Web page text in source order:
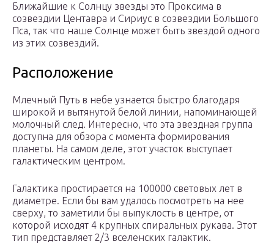
Ближайшие к Солнцу звезды это Проксима в
созвездии Центавра и Сириус в созвездии Большого
Пса, так что наше Солнце может быть звездой одного
из этих созвездий.
Расположение
Млечный Путь в небе узнается быстро благодаря
широкой и вытянутой белой линии, напоминающей
молочный след. Интересно, что эта звездная группа
доступна для обзора с момента формирования
планеты. На самом деле, этот участок выступает
галактическим центром.
Галактика простирается на 100000 световых лет в
диаметре. Если бы вам удалось посмотреть на нее
сверху, то заметили бы выпуклость в центре, от
которой исходят 4 крупных спиральных рукава. Этот
тип представляет 2/3 вселенских галактик.